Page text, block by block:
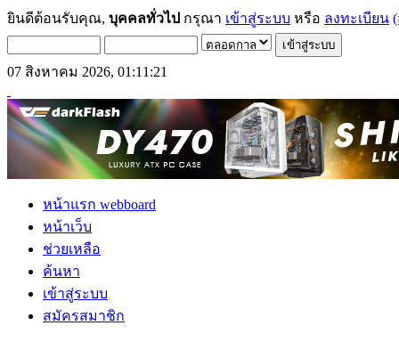
ยินดีต้อนรับคุณ, บุคคลทั่วไป กรุณา เข้าสู่ระบบ หรือ ลงทะเบียน
07 สิงหาคม 2026, 01:11:21
หน้าแรก webboard
หน้าเว็บ
ช่วยเหลือ
ค้นหา
เข้าสู่ระบบ
สมัครสมาชิก